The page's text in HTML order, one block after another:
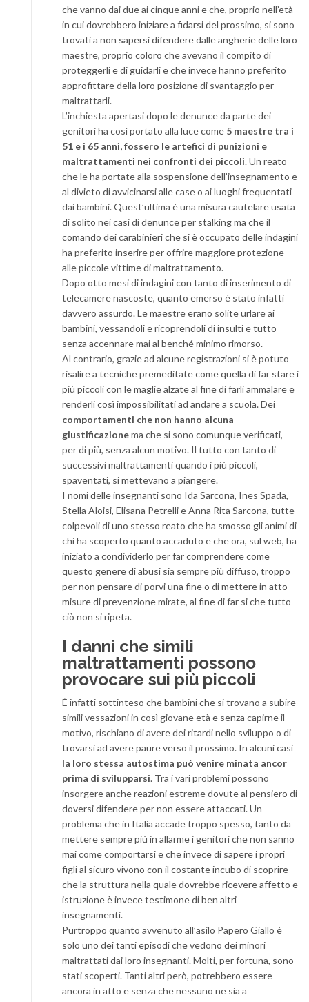
che vanno dai due ai cinque anni e che, proprio nell’età
in cui dovrebbero iniziare a fidarsi del prossimo, si sono
trovati a non sapersi difendere dalle angherie delle loro
maestre, proprio coloro che avevano il compito di
proteggerli e di guidarli e che invece hanno preferito
approfittare della loro posizione di svantaggio per
maltrattarli.
L’inchiesta apertasi dopo le denunce da parte dei
genitori ha così portato alla luce come 5 maestre tra i
51 e i 65 anni, fossero le artefici di punizioni e
maltrattamenti nei confronti dei piccoli. Un reato
che le ha portate alla sospensione dell’insegnamento e
al divieto di avvicinarsi alle case o ai luoghi frequentati
dai bambini. Quest’ultima è una misura cautelare usata
di solito nei casi di denunce per stalking ma che il
comando dei carabinieri che si è occupato delle indagini
ha preferito inserire per offrire maggiore protezione
alle piccole vittime di maltrattamento.
Dopo otto mesi di indagini con tanto di inserimento di
telecamere nascoste, quanto emerso è stato infatti
davvero assurdo. Le maestre erano solite urlare ai
bambini, vessandoli e ricoprendoli di insulti e tutto
senza accennare mai al benché minimo rimorso.
Al contrario, grazie ad alcune registrazioni si è potuto
risalire a tecniche premeditate come quella di far stare i
più piccoli con le maglie alzate al fine di farli ammalare e
renderli così impossibilitati ad andare a scuola. Dei
comportamenti che non hanno alcuna
giustificazionema che si sono comunque verificati,
per di più, senza alcun motivo. Il tutto con tanto di
successivi maltrattamenti quando i più piccoli,
spaventati, si mettevano a piangere.
I nomi delle insegnanti sono Ida Sarcona, Ines Spada,
Stella Aloisi, Elisana Petrelli e Anna Rita Sarcona, tutte
colpevoli di uno stesso reato che ha smosso gli animi di
chi ha scoperto quanto accaduto e che ora, sul web, ha
iniziato a condividerlo per far comprendere come
questo genere di abusi sia sempre più diffuso, troppo
per non pensare di porvi una fine o di mettere in atto
misure di prevenzione mirate, al fine di far si che tutto
ciò non si ripeta.
I danni che simili
maltrattamenti possono
provocare sui più piccoli
È infatti sottinteso che bambini che si trovano a subire
simili vessazioni in così giovane età e senza capirne il
motivo, rischiano di avere dei ritardi nello sviluppo o di
trovarsi ad avere paure verso il prossimo. In alcuni casi
la loro stessa autostima può venire minata ancor
prima di svilupparsi. Tra i vari problemi possono
insorgere anche reazioni estreme dovute al pensiero di
doversi difendere per non essere attaccati. Un
problema che in Italia accade troppo spesso, tanto da
mettere sempre più in allarme i genitori che non sanno
mai come comportarsi e che invece di sapere i propri
figli al sicuro vivono con il costante incubo di scoprire
che la struttura nella quale dovrebbe ricevere affetto e
istruzione è invece testimone di ben altri
insegnamenti.
Purtroppo quanto avvenuto all’asilo Papero Giallo è
solo uno dei tanti episodi che vedono dei minori
maltrattati dai loro insegnanti. Molti, per fortuna, sono
stati scoperti. Tanti altri però, potrebbero essere
ancora in atto e senza che nessuno ne sia a